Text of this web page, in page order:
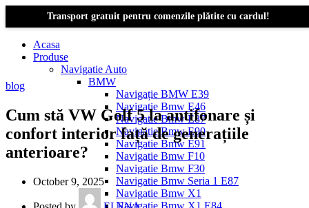
Transport gratuit pentru comenzile plătite cu cardul!
Acasa
Produse
Navigatie Auto
BMW
Navigație BMW E39
Navigatie Bmw E46
Navigatie Bmw E87
Navigatie Bmw E90
Navigatie Bmw E91
Navigatie Bmw F10
Navigatie Bmw F30
Navigatie Bmw Seria 1 E87
Navigatie Bmw X1
Navigatie Bmw X1 E84
blog
Cum stă VW Golf 5 la antifonare și
confort interior față de generațiile
anterioare?
October 9, 2025